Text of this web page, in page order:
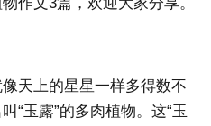
天上的星星一样多得数不
“玉露”的多肉植物。这“玉